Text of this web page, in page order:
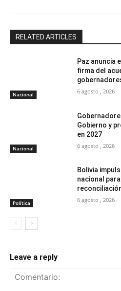
RELATED ARTICLES
Nacional
Paz anuncia
firma del
6 agosto , 2026
Nacional
Gobierno y
en 2027
6 agosto , 2026
Política
Bolivia
nacional
6 agosto , 2026
Leave a reply